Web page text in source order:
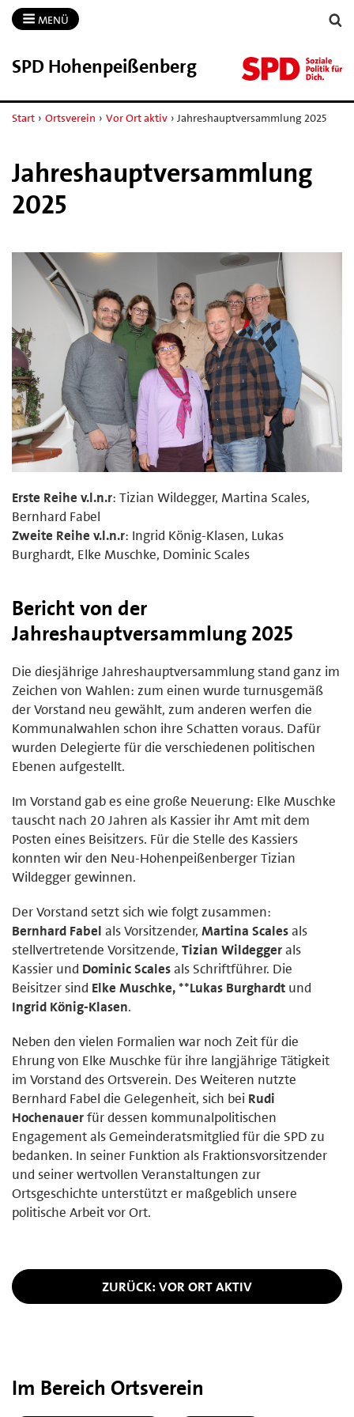
MENÜ
SPD Hohenpeißenberg
Start › Ortsverein › Vor Ort aktiv › Jahreshauptversammlung 2025
Jahreshauptversammlung
2025
Erste Reihe v.l.n.r: Tizian Wildegger, Martina Scales,
Bernhard Fabel
Zweite Reihe v.l.n.r: Ingrid König-Klasen, Lukas
Burghardt, Elke Muschke, Dominic Scales
Bericht von der
Jahreshauptversammlung 2025
Die diesjährige Jahreshauptversammlung stand ganz im
Zeichen von Wahlen: zum einen wurde turnusgemäß
der Vorstand neu gewählt, zum anderen werfen die
Kommunalwahlen schon ihre Schatten voraus. Dafür
wurden Delegierte für die verschiedenen politischen
Ebenen aufgestellt.
Im Vorstand gab es eine große Neuerung: Elke Muschke
tauscht nach 20 Jahren als Kassier ihr Amt mit dem
Posten eines Beisitzers. Für die Stelle des Kassiers
konnten wir den Neu-Hohenpeißenberger Tizian
Wildegger gewinnen.
Der Vorstand setzt sich wie folgt zusammen:
Bernhard Fabel als Vorsitzender, Martina Scalesals
stellvertretende Vorsitzende, Tizian Wildeggerals
Kassier und Dominic Scalesals Schriftführer. Die
Beisitzer sind Elke Muschke, **Lukas Burghardt und
Ingrid König-Klasen.
Neben den vielen Formalien war noch Zeit für die
Ehrung von Elke Muschke für ihre langjährige Tätigkeit
im Vorstand des Ortsverein. Des Weiteren nutzte
Bernhard Fabel die Gelegenheit, sich bei Rudi
Hochenauerfür dessen kommunalpolitischen
Engagement als Gemeinderatsmitglied für die SPD zu
bedanken. In seiner Funktion als Fraktionsvorsitzender
und seiner wertvollen Veranstaltungen zur
Ortsgeschichte unterstützt er maßgeblich unsere
politische Arbeit vor Ort.
ZURÜCK: VOR ORT AKTIV
Im Bereich Ortsverein